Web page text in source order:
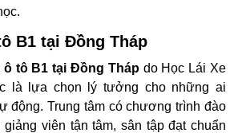
B1 tại Đồng Tháp
ô tô B1 tại Đồng Thápdo Học Lái Xe
là lựa chọn lý tưởng cho những ai
động. Trung tâm có chương trình đào
viên tận tâm, sân tập đạt chuẩn